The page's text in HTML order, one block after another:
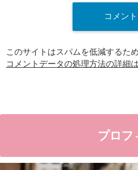
このサイトはスパムを低減するた
コメントデータの処理方法の詳細
プロフ